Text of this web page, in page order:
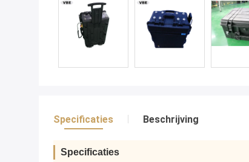
Specificaties Beschrijving
Specificaties